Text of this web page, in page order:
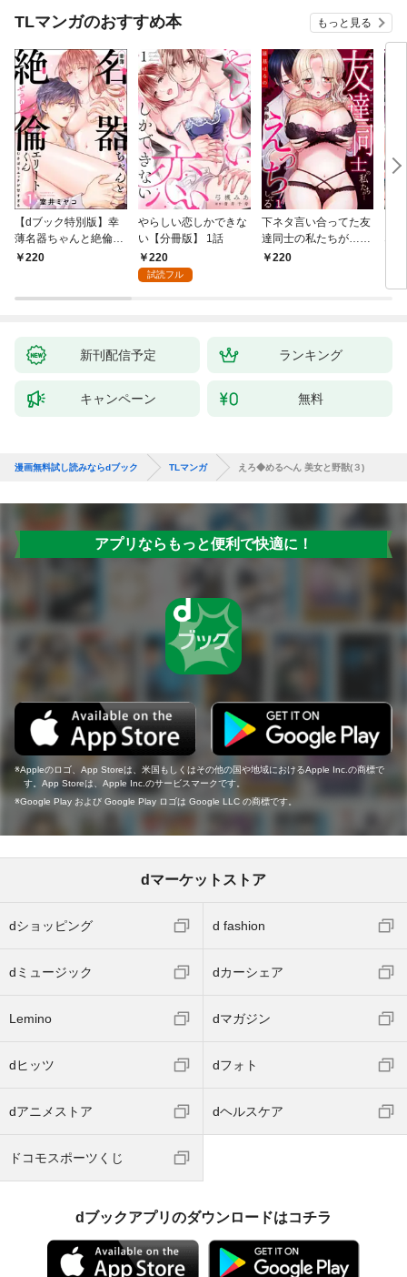
TLマンガのおすすめ本 もっと見る
【dブック特別版】幸
薄名器ちゃんと絶倫エ
リートくん むさぼりエ
220
やらしい恋しかできな
い【分冊版】 1話
220
試読フル
下ネタ言い合ってた友
達同士の私たちが…一
晩中えっちしてる【TL
220
な
た
新刊配信予定 ランキング
キャンペーン 無料
漫画無料試し読みならdブック TLマンガ えろ◆めるへん 美女と野獣(３)
アプリならもっと便利で快適に！
Appleのロゴ、App Storeは、米国もしくはその他の国や地域におけるApple Inc.の商標で
す。App Storeは、Apple Inc.のサービスマークです。
Google Play および Google Play ロゴは Google LLC の商標です。
dマーケットストア
dショッピング d fashion
dミュージック dカーシェア
Lemino dマガジン
dヒッツ dフォト
dアニメストア dヘルスケア
ドコモスポーツくじ
dブックアプリのダウンロードはコチラ